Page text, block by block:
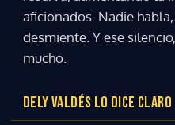
aficionados. Nadie
desmiente. Y ese
mucho.
DELY VALDÉS LO DICE CLARO